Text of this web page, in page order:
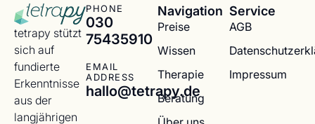
tetrapy stützt
sich auf
fundierte
Erkenntnisse
aus der
langjährigen
PHONE
030
75435910
EMAIL
ADDRESS
hallo@tetrapy.de
Navigation
Preise
Wissen
Therapie
Beratung
Service
AGB
Impressum